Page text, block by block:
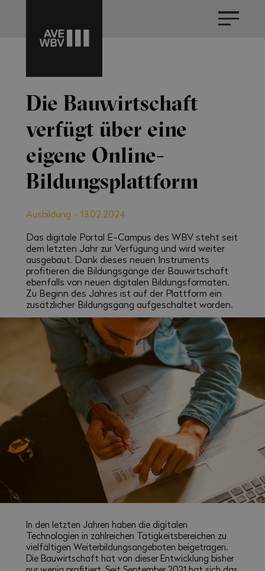
Die Bauwirtschaft
verfügt über eine
eigene Online-
Bildungsplattform
Ausbildung - 13.02.2024
Das digitale Portal E-Campus des WBV steht seit
dem letzten Jahr zur Verfügung und wird weiter
ausgebaut. Dank dieses neuen Instruments
profitieren die Bildungsgänge der Bauwirtschaft
ebenfalls von neuen digitalen Bildungsformaten.
Zu Beginn des Jahres ist auf der Plattform ein
zusätzlicher Bildungsgang aufgeschaltet worden.
In den letzten Jahren haben die digitalen
Technologien in zahlreichen Tätigkeitsbereichen zu
vielfältigen Weiterbildungsangeboten beigetragen.
Die Bauwirtschaft hat von dieser Entwicklung bisher